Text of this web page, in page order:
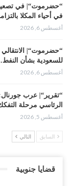
“حضرموت“| في تصعيد
في أحياء المكلا
أغسطس 6, 2026
“حضرموت“| الانتقالي
للسعودية بشأن
أغسطس 6, 2026
“تقرير“| عرب
الرئاسي مرحلة
أغسطس 5, 2026
حضرموت على حافة
السابق التالي
قضايا جنوبية